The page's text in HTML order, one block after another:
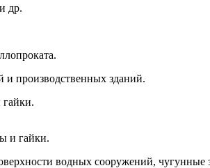
др.
и производственных зданий.
и гайки.
водных сооружений,